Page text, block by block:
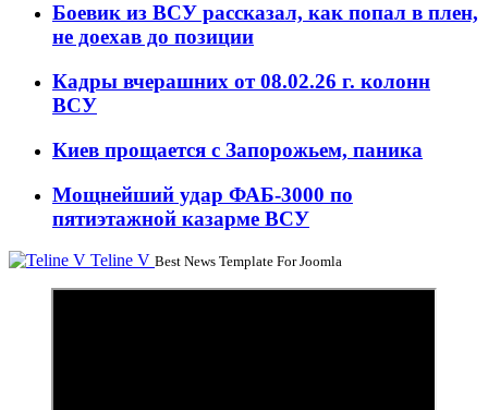
Боевик из ВСУ рассказал, как попал в плен,
не доехав до позиции
Кадры вчерашних от 08.02.26 г. колонн
ВСУ
Киев прощается с Запорожьем, паника
Мощнейший удар ФАБ-3000 по
пятиэтажной казарме ВСУ
Teline V Best News Template For Joomla